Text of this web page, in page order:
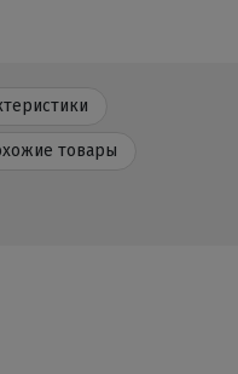
товары